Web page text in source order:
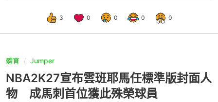
3 0 0 0 0
體育 Jumper
NBA2K27宣布雲班耶馬任標準版封面人
物 成馬刺首位獲此殊榮球員